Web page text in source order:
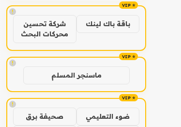
!
باقة باك لينك
شركة تحسين
محركات البحث
!
ماسنجر المسلم
!
ضوء التعليمي صحيفة برق